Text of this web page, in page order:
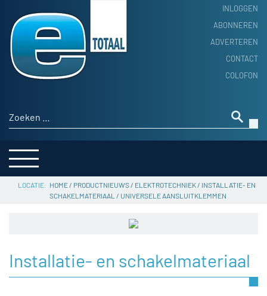
INLOGGEN
ABONNEREN
ADVERTEREN
CONTACT
COLOFON
Zoeken naar:
HOME
PRODUCTNIEUWS
ACHTERGROND
THEMA’S
SERVICE
HOME/ PRODUCTNIEUWS/ ELEKTROTECHNIEK/ INSTALLATIE- EN
SCHAKELMATERIAAL / UNIVERSELE AANSLUITKLEMMEN
Installatie- en schakelmateriaal